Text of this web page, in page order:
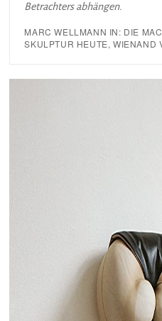
Betrachters abhängen.
MARC WELLMANN IN: DIE
SKULPTUR HEUTE, WIENAND